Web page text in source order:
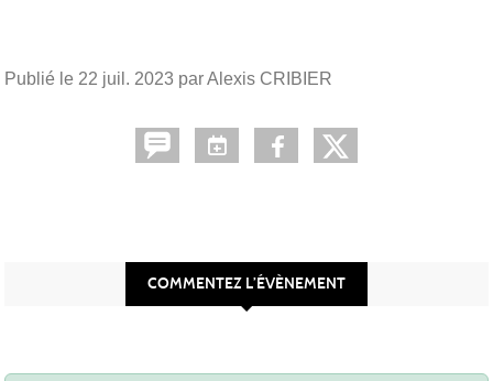
Publié le 22 juil. 2023 par Alexis CRIBIER
COMMENTEZ L’ÉVÈNEMENT